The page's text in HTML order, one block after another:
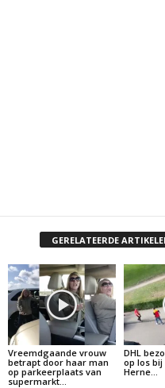
GERELATEERDE
Vreemdgaande vrouw
betrapt door haar man
op parkeerplaats van
supermarkt…
DHL
op los
Herne…